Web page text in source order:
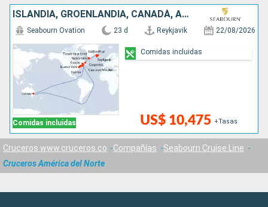
ISLANDIA, GROENLANDIA, CANADÁ, AUSTRALIA, ESTADOS UNIDOS
Comidas incluidas
Seabourn Ovation 23 d Reykjavik 22/08/2026
US$ 10,475 +Tasas
Comidas incluidas
Cruceros www.cruceros.co Compañías
Seabourn Cruise Line
Cruceros América del Norte